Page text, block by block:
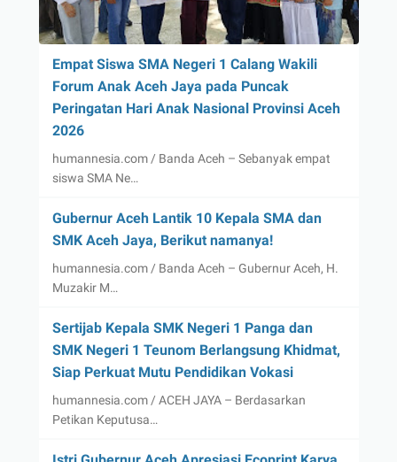
Empat Siswa SMA Negeri 1 Calang Wakili
Forum Anak Aceh Jaya pada Puncak
Peringatan Hari Anak Nasional Provinsi Aceh
2026
humannesia.com / Banda Aceh – Sebanyak empat
siswa SMA Ne…
Gubernur Aceh Lantik 10 Kepala SMA dan
SMK Aceh Jaya, Berikut namanya!
humannesia.com / Banda Aceh – Gubernur Aceh, H.
Muzakir M…
Sertijab Kepala SMK Negeri 1 Panga dan
SMK Negeri 1 Teunom Berlangsung Khidmat,
Siap Perkuat Mutu Pendidikan Vokasi
humannesia.com / ACEH JAYA – Berdasarkan
Petikan Keputusa…